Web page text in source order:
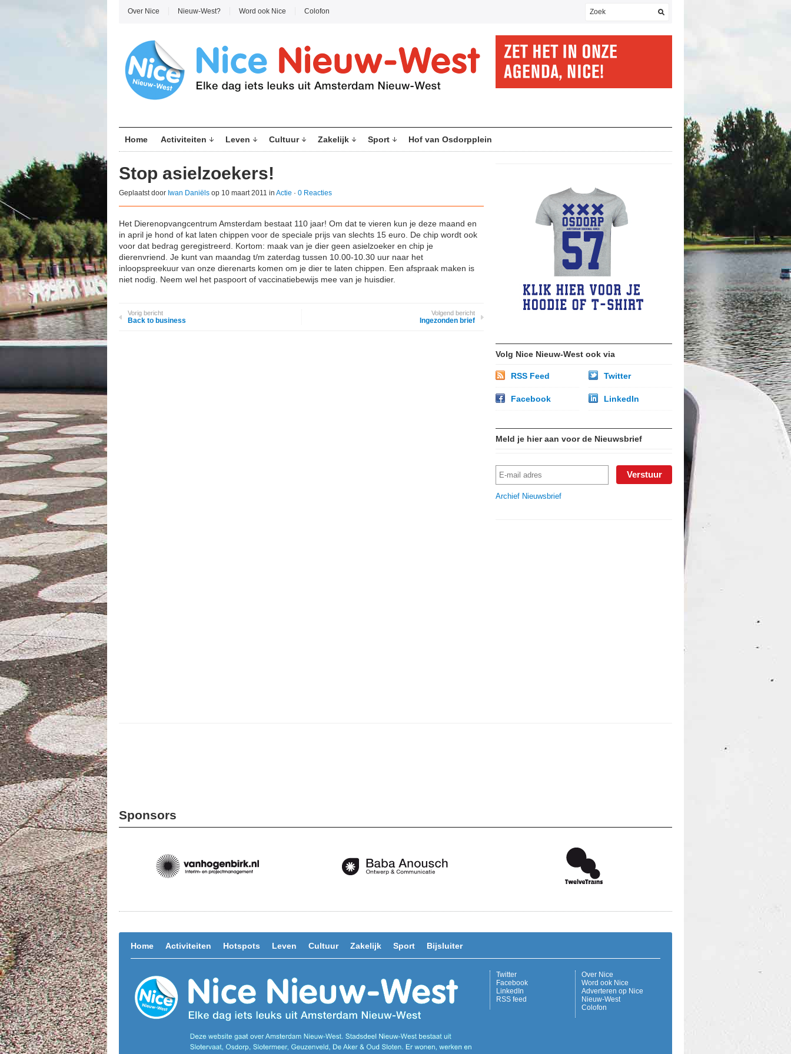
Over Nice Nieuw-West? Word ook Nice Colofon
Home Activiteiten Leven Cultuur Zakelijk Sport Hof van Osdorpplein
Stop asielzoekers!
Geplaatst door Iwan Daniëls op 10 maart 2011 in Actie · 0 Reacties
Het Dierenopvangcentrum Amsterdam bestaat 110 jaar! Om dat te vieren kun je deze maand en
in april je hond of kat laten chippen voor de speciale prijs van slechts 15 euro. De chip wordt ook
voor dat bedrag geregistreerd. Kortom: maak van je dier geen asielzoeker en chip je
dierenvriend. Je kunt van maandag t/m zaterdag tussen 10.00-10.30 uur naar het
inloopspreekuur van onze dierenarts komen om je dier te laten chippen. Een afspraak maken is
niet nodig. Neem wel het paspoort of vaccinatiebewijs mee van je huisdier.
Vorig bericht
Back to business
Volgend bericht
Ingezonden brief
Volg Nice Nieuw-West ook via
RSS Feed Twitter
Facebook LinkedIn
Meld je hier aan voor de Nieuwsbrief
Archief Nieuwsbrief
Sponsors
Home Activiteiten Hotspots Leven Cultuur Zakelijk Sport Bijsluiter
Over Nice
Word ook Nice
Adverteren op Nice
Nieuw-West
Colofon
Twitter
Facebook
LinkedIn
RSS feed